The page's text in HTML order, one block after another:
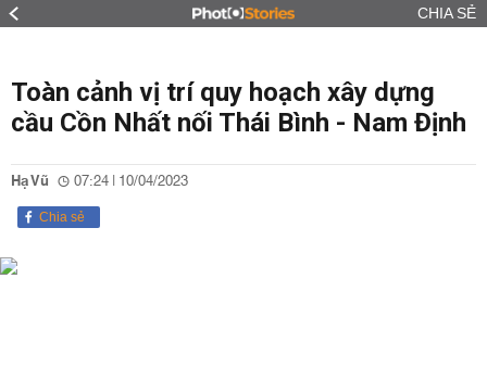
CHIA SẺ
Toàn cảnh vị trí quy hoạch xây dựng
cầu Cồn Nhất nối Thái Bình - Nam Định
Hạ Vũ 07:24 | 10/04/2023
Chia sẻ